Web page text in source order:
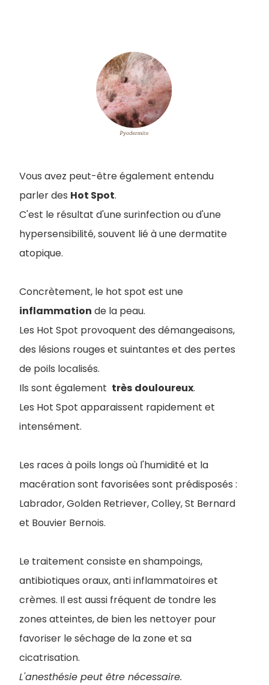
Vous avez peut-être également entendu
parler des Hot Spot.
C'est le résultat d'une surinfection ou d'une
hypersensibilité, souvent lié à une dermatite
atopique.
Concrètement, le hot spot est une
inflammation de la peau.
Les Hot Spot provoquent des démangeaisons,
des lésions rouges et suintantes et des pertes
de poils localisés.
Ils sont également très douloureux.
Les Hot Spot apparaissent rapidement et
intensément.
Les races à poils longs où l'humidité et la
macération sont favorisées sont prédisposés :
Labrador, Golden Retriever, Colley, St Bernard
et Bouvier Bernois.
Le traitement consiste en shampoings,
antibiotiques oraux, anti inflammatoires et
crèmes. Il est aussi fréquent de tondre les
zones atteintes, de bien les nettoyer pour
favoriser le séchage de la zone et sa
cicatrisation.
L'anesthésie peut être nécessaire.